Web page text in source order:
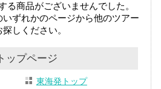
る商品がございませんでした。
ずれかのページから他のツアー
探しください。
ップページ
東海発トップ